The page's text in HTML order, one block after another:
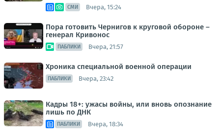
СМИ Вчера, 15:24
Пора готовить Чернигов к круговой обороне –
генерал Кривонос
ПАБЛИКИ Вчера, 21:57
Хроника специальной военной операции
ПАБЛИКИ Вчера, 23:42
Кадры 18+: ужасы войны, или вновь опознание
лишь по ДНК
ПАБЛИКИ Вчера, 18:34